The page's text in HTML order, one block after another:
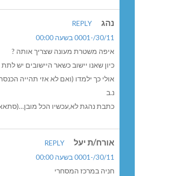
נהג
REPLY
30/11/-0001 בשעה 00:00
איפה משטרת מעונה שצריך אותה ?
כיון שאנו יישוב כשאר היישובים יש
אולי כך ילמדו (ואם לא אזי תהייה
נ.ב
כתבת נהגת לא,עכשיו הכל
אורח/ת יעל
REPLY
30/11/-0001 בשעה 00:00
חניה במרכז המסחרי